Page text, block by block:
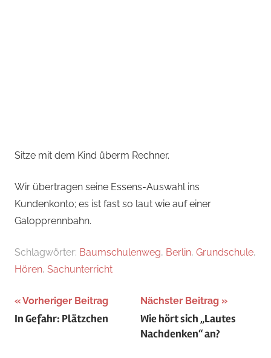
Sitze mit dem Kind überm Rechner.
Wir übertragen seine Essens-Auswahl ins
Kundenkonto; es ist fast so laut wie auf einer
Galopprennbahn.
Schlagwörter: Baumschulenweg, Berlin, Grundschule,
Hören, Sachunterricht
Beitragsnavigation
Vorheriger Beitrag
In Gefahr: Plätzchen
Nächster Beitrag
Wie hört sich „Lautes
Nachdenken“ an?